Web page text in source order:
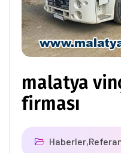
malatya
firması
Haberler,